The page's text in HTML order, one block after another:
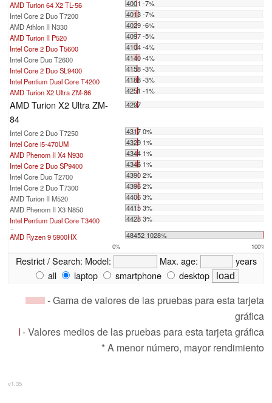
AMD Turion 64 X2 TL-56
4001 -7%
Intel Core 2 Duo T7200
4013 -7%
AMD Athlon II N330
4029 -6%
AMD Turion II P520
4097 -5%
Intel Core 2 Duo T5600
4104 -4%
Intel Core Duo T2600
4140 -4%
Intel Core 2 Duo SL9400
4158 -3%
Intel Pentium Dual Core T4200
4188 -3%
AMD Turion X2 Ultra ZM-86
4251 -1%
AMD Turion X2 Ultra ZM-
84
4297
Intel Core 2 Duo T7250
4317 0%
Intel Core i5-470UM
4329 1%
AMD Phenom II X4 N930
4344 1%
Intel Core 2 Duo SP9400
4346 1%
Intel Core Duo T2700
4390 2%
Intel Core 2 Duo T7300
4396 2%
AMD Turion II M520
4406 3%
AMD Phenom II X3 N850
4415 3%
Intel Pentium Dual Core T3400
4428 3%
...
AMD Ryzen 9 5900HX 48452 1028%
0% 100%
Restrict / Search: Model: Max. age:
years
all
laptop smartphone desktop
- Gama de valores de las pruebas para esta tarjeta
gráfica
- Valores medios de las pruebas para esta tarjeta gráfica
* A menor número, mayor rendimiento
v1.35